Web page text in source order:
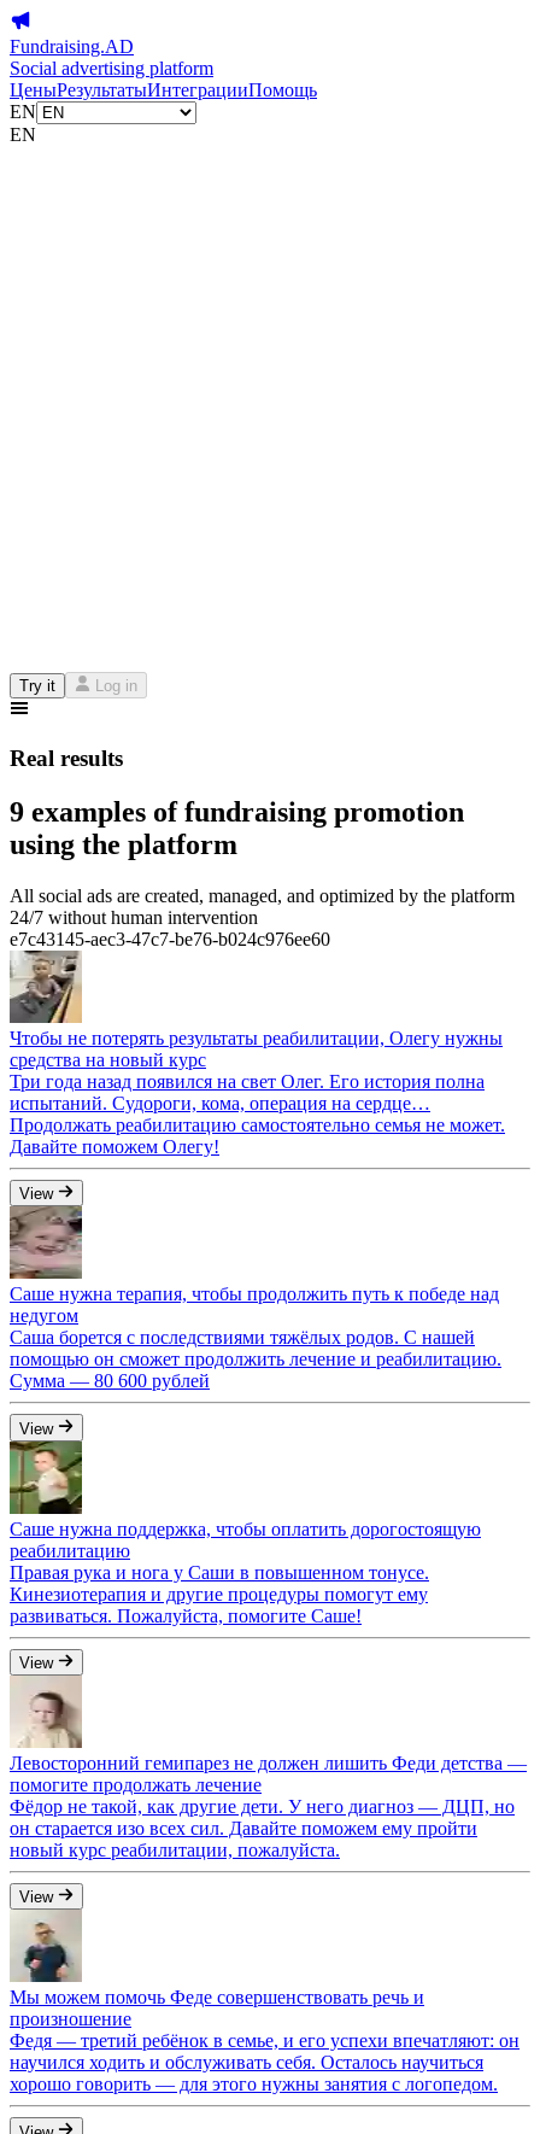
Fundraising.AD
Social advertising platform
ЦеныРезультатыИнтеграцииПомощь
EN
EN
Try it Log in
Real results
9 examples of fundraising promotion
using the platform
All social ads are created, managed, and optimized by the platform
24/7 without human intervention
e7c43145-aec3-47c7-be76-b024c976ee60
Чтобы не потерять результаты реабилитации, Олегу нужны
средства на новый курс
Три года назад появился на свет Олег. Его история полна
испытаний. Судороги, кома, операция на сердце…
Продолжать реабилитацию самостоятельно семья не может.
Давайте поможем Олегу!
View
Саше нужна терапия, чтобы продолжить путь к победе над
недугом
Саша борется с последствиями тяжёлых родов. С нашей
помощью он сможет продолжить лечение и реабилитацию.
Сумма — 80 600 рублей
View
Саше нужна поддержка, чтобы оплатить дорогостоящую
реабилитацию
Правая рука и нога у Саши в повышенном тонусе.
Кинезиотерапия и другие процедуры помогут ему
развиваться. Пожалуйста, помогите Саше!
View
Левосторонний гемипарез не должен лишить Феди детства —
помогите продолжать лечение
Фёдор не такой, как другие дети. У него диагноз — ДЦП, но
он старается изо всех сил. Давайте поможем ему пройти
новый курс реабилитации, пожалуйста.
View
Мы можем помочь Феде совершенствовать речь и
произношение
Федя — третий ребёнок в семье, и его успехи впечатляют: он
научился ходить и обслуживать себя. Осталось научиться
хорошо говорить — для этого нужны занятия с логопедом.